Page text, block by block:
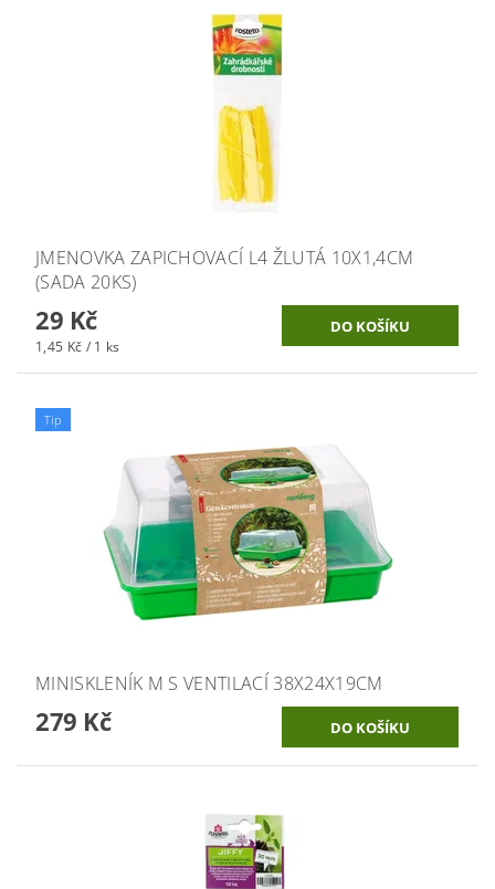
JMENOVKA ZAPICHOVACÍ L4 ŽLUTÁ 10X1,4CM
(SADA 20KS)
29 Kč
1,45 Kč / 1 ks
Tip
MINISKLENÍK M S VENTILACÍ 38X24X19CM
279 Kč